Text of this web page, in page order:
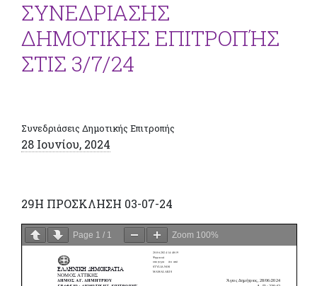
ΣΥΝΕΔΡΙΑΣΗΣ
ΔΗΜΟΤΙΚΗΣ ΕΠΙΤΡΟΠΉΣ
ΣΤΙΣ 3/7/24
Συνεδριάσεις Δημοτικής Επιτροπής
28 Ιουνίου, 2024
29H ΠΡΟΣΚΛΗΣΗ 03-07-24
Page 1 / 1 Zoom 100%